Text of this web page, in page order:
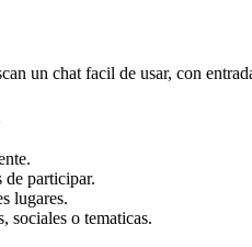
un chat facil de usar, con
de participar.
lugares.
sociales o tematicas.